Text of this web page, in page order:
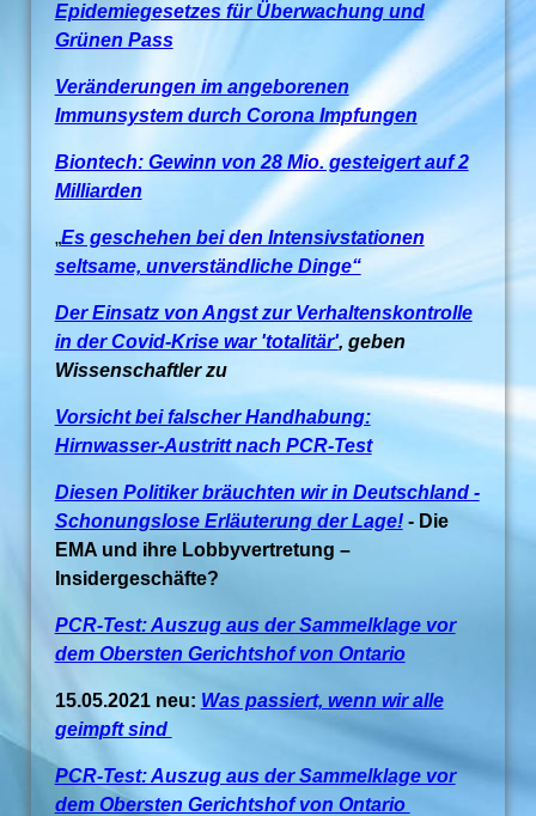
Epidemiegesetzes für Überwachung und
Grünen Pass
Veränderungen im angeborenen
Immunsystem durch Corona Impfungen
Biontech: Gewinn von 28 Mio. gesteigert auf 2
Milliarden
„Es geschehen bei den Intensivstationen
seltsame, unverständliche Dinge“
Der Einsatz von Angst zur Verhaltenskontrolle
in der Covid-Krise war 'totalitär', geben
Wissenschaftler zu
Vorsicht bei falscher Handhabung:
Hirnwasser-Austritt nach PCR-Test
Diesen Politiker bräuchten wir in Deutschland -
Schonungslose Erläuterung der Lage! - Die
EMA und ihre Lobbyvertretung –
Insidergeschäfte?
PCR-Test: Auszug aus der Sammelklage vor
dem Obersten Gerichtshof von Ontario
15.05.2021 neu: Was passiert, wenn wir alle
geimpft sind
PCR-Test: Auszug aus der Sammelklage vor
dem Obersten Gerichtshof von Ontario